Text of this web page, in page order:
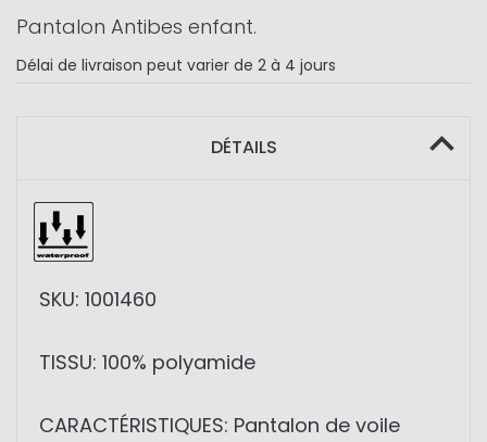
Pantalon Antibes enfant.
Délai de livraison peut varier de 2 à 4 jours
DÉTAILS
SKU: 1001460
TISSU: 100% polyamide
CARACTÉRISTIQUES: Pantalon de voile